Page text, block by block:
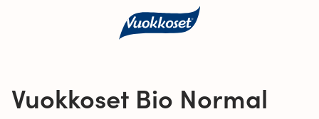
Vuokkoset Bio Normal